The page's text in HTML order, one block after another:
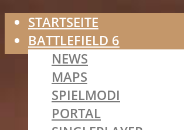
STARTSEITE
BATTLEFIELD 6
NEWS
MAPS
SPIELMODI
PORTAL